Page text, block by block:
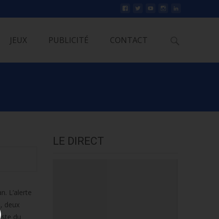
JEUX PUBLICITÉ CONTACT
L’alerte
deux
du
LE DIRECT